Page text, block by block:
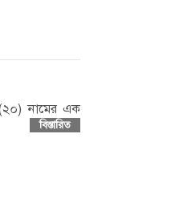
(২০) নামের এক
বিস্তারিত